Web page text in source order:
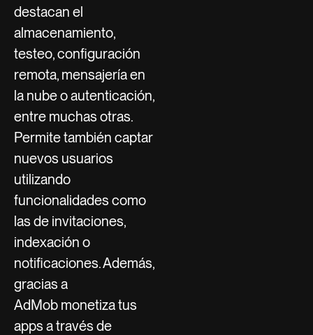
destacan el
almacenamiento,
testeo, configuración
remota, mensajería en
la nube o autenticación,
entre muchas otras.
Permite también captar
nuevos usuarios
utilizando
funcionalidades como
las de invitaciones,
indexación o
notificaciones. Además,
gracias a
AdMob monetiza tus
apps a través de